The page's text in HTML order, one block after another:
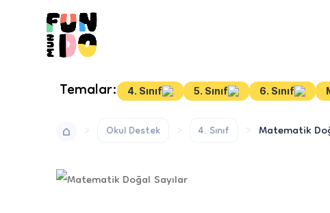
Temalar: 4. Sınıf 5. Sınıf 6. Sınıf
Okul Destek
4. Sınıf Matematik